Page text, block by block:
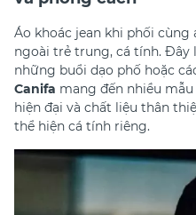
Áo khoác jean khi phối cùng
ngoài trẻ trung, cá tính. Đây
những buổi dạo phố hoặc
Canifa mang đến nhiều
hiện đại và chất liệu thân
thể hiện cá tính riêng.